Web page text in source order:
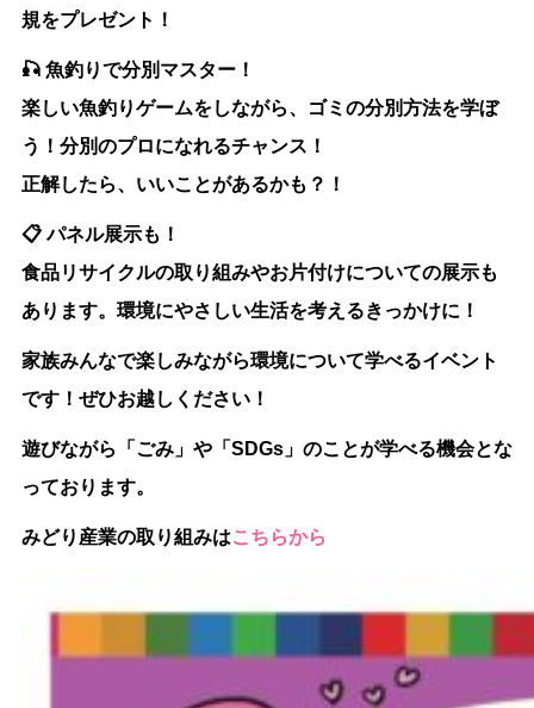
規をプレゼント！
🎣 魚釣りで分別マスター！
楽しい魚釣りゲームをしながら、ゴミの分別方法を学ぼ
う！分別のプロになれるチャンス！
正解したら、いいことがあるかも？！
📋 パネル展示も！
食品リサイクルの取り組みやお片付けについての展示も
あります。環境にやさしい生活を考えるきっかけに！
家族みんなで楽しみながら環境について学べるイベント
です！ぜひお越しください！
遊びながら「ごみ」や「SDGs」のことが学べる機会とな
っております。
みどり産業の取り組みはこちらから